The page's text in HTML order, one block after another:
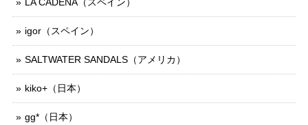
igor（スペイン）
SALTWATER SANDALS（アメリカ）
kiko+（日本）
gg*（日本）